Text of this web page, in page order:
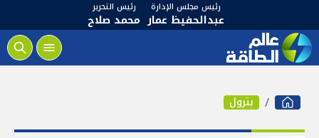
رئيس مجلس الإدارة
عبدالحفيظ عمار
رئيس التحرير
محمد صلاح
بترول